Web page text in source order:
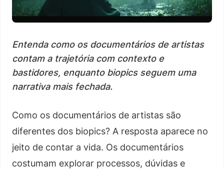
Entenda como os documentários de artistas
contam a trajetória com contexto e
bastidores, enquanto biopics seguem uma
narrativa mais fechada.
Como os documentários de artistas são
diferentes dos biopics? A resposta aparece no
jeito de contar a vida. Os documentários
costumam explorar processos, dúvidas e